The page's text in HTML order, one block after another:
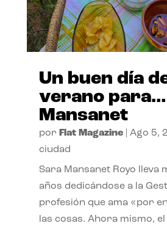
Un buen día
verano
Mansanet
por Flat Magazine| Ago 5,
ciudad
Sara Mansanet Royo lleva
años dedicándose a la
profesión que ama «por
las cosas. Ahora mismo, el